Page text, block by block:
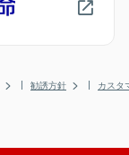
勧誘方針 カスタ